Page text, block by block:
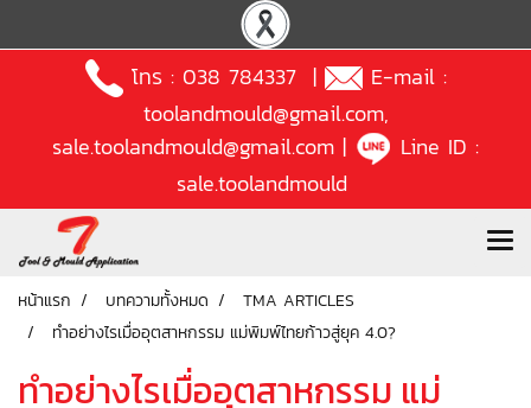
โทร : 038 784337|
E-mail :
toolandmould@gmail.com,
sale.toolandmould@gmail.com |
Line ID :
sale.toolandmould
หน้าแรก บทความทั้งหมด
TMA ARTICLES
ทำอย่างไรเมื่ออุตสาหกรรม แม่พิมพ์ไทยก้าวสู่ยุค 4.0?
ทำอย่างไรเมื่ออุตสาหกรรม แม่